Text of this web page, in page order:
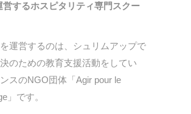
営するホスピタリティ専門スクー
運営するのは、シュリムアップで
のための教育支援活動をしてい
スのNGO団体「Agir pour le
」です。